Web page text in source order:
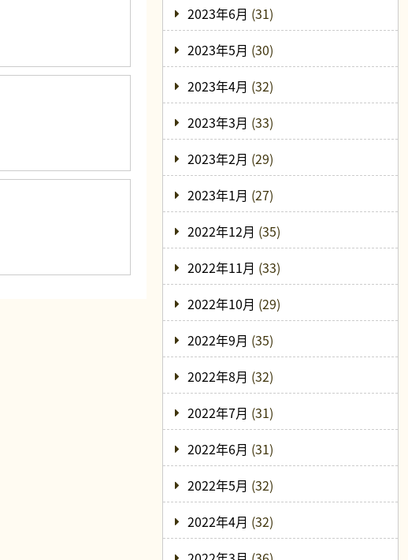
2023年6月 (31)
2023年5月 (30)
2023年4月 (32)
2023年3月 (33)
2023年2月 (29)
2023年1月 (27)
2022年12月 (35)
2022年11月 (33)
2022年10月 (29)
2022年9月 (35)
2022年8月 (32)
2022年7月 (31)
2022年6月 (31)
2022年5月 (32)
2022年4月 (32)